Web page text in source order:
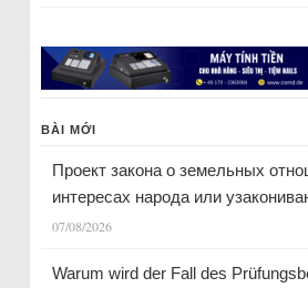
BÀI MỚI
Проект закона о земельных
интересах народа или
07/08/2026
Warum wird der Fall des